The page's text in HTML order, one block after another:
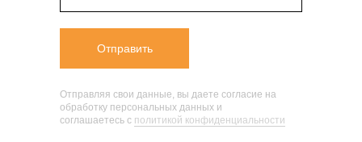
Отправить
Отправляя свои данные, вы даете согласие на
обработку персональных данных и
соглашаетесь c политикой конфиденциальности